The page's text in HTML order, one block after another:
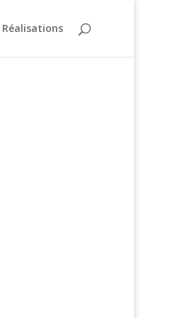
Réalisations